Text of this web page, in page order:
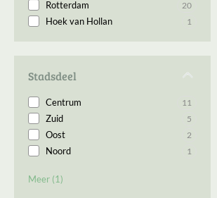
Rotterdam 20
Hoek van Hollan 1
Stadsdeel
Meer (1)
Centrum 11
Zuid 5
Oost 2
Noord 1